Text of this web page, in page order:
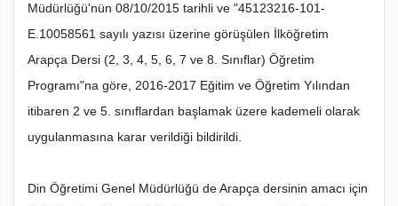
Müdürlüğü'nün 08/10/2015 tarihli ve "45123216-101-
E.10058561 sayılı yazısı üzerine görüşülen İlköğretim
Arapça Dersi (2, 3, 4, 5, 6, 7 ve 8. Sınıflar) Öğretim
Programı"na göre, 2016-2017 Eğitim ve Öğretim Yılından
itibaren 2 ve 5. sınıflardan başlamak üzere kademeli olarak
uygulanmasına karar verildiği bildirildi.
Din Öğretimi Genel Müdürlüğü de Arapça dersinin amacı için